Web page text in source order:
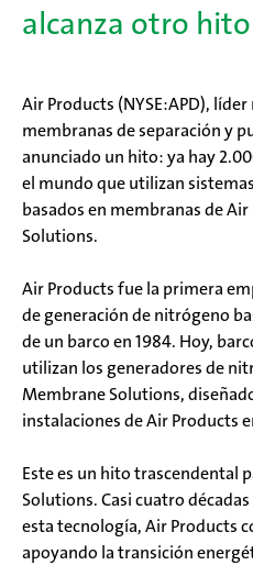
alcanza otro hito
Air Products (NYSE:APD),
membranas de separación y
anunciado un hito: ya hay
el mundo que utilizan
basados en membranas de
Solutions.
Air Products fue la primera
de generación de nitrógeno
de un barco en 1984. Hoy,
utilizan los generadores de
Membrane Solutions,
instalaciones de Air Products
Este es un hito trascendental
Solutions. Casi cuatro
esta tecnología, Air Products
apoyando la transición